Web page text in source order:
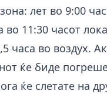
лет во 9:00
11:30 часот
часа во воздух.
ќе биде
ќе слетате на